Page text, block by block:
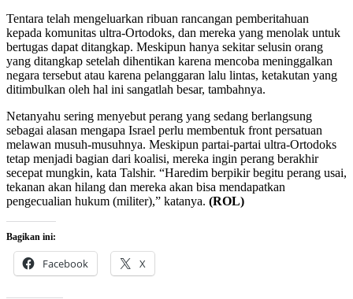
Tentara telah mengeluarkan ribuan rancangan pemberitahuan
kepada komunitas ultra-Ortodoks, dan mereka yang menolak untuk
bertugas dapat ditangkap. Meskipun hanya sekitar selusin orang
yang ditangkap setelah dihentikan karena mencoba meninggalkan
negara tersebut atau karena pelanggaran lalu lintas, ketakutan yang
ditimbulkan oleh hal ini sangatlah besar, tambahnya.
Netanyahu sering menyebut perang yang sedang berlangsung
sebagai alasan mengapa Israel perlu membentuk front persatuan
melawan musuh-musuhnya. Meskipun partai-partai ultra-Ortodoks
tetap menjadi bagian dari koalisi, mereka ingin perang berakhir
secepat mungkin, kata Talshir. “Haredim berpikir begitu perang usai,
tekanan akan hilang dan mereka akan bisa mendapatkan
pengecualian hukum (militer),” katanya. (ROL)
Bagikan ini:
Facebook X